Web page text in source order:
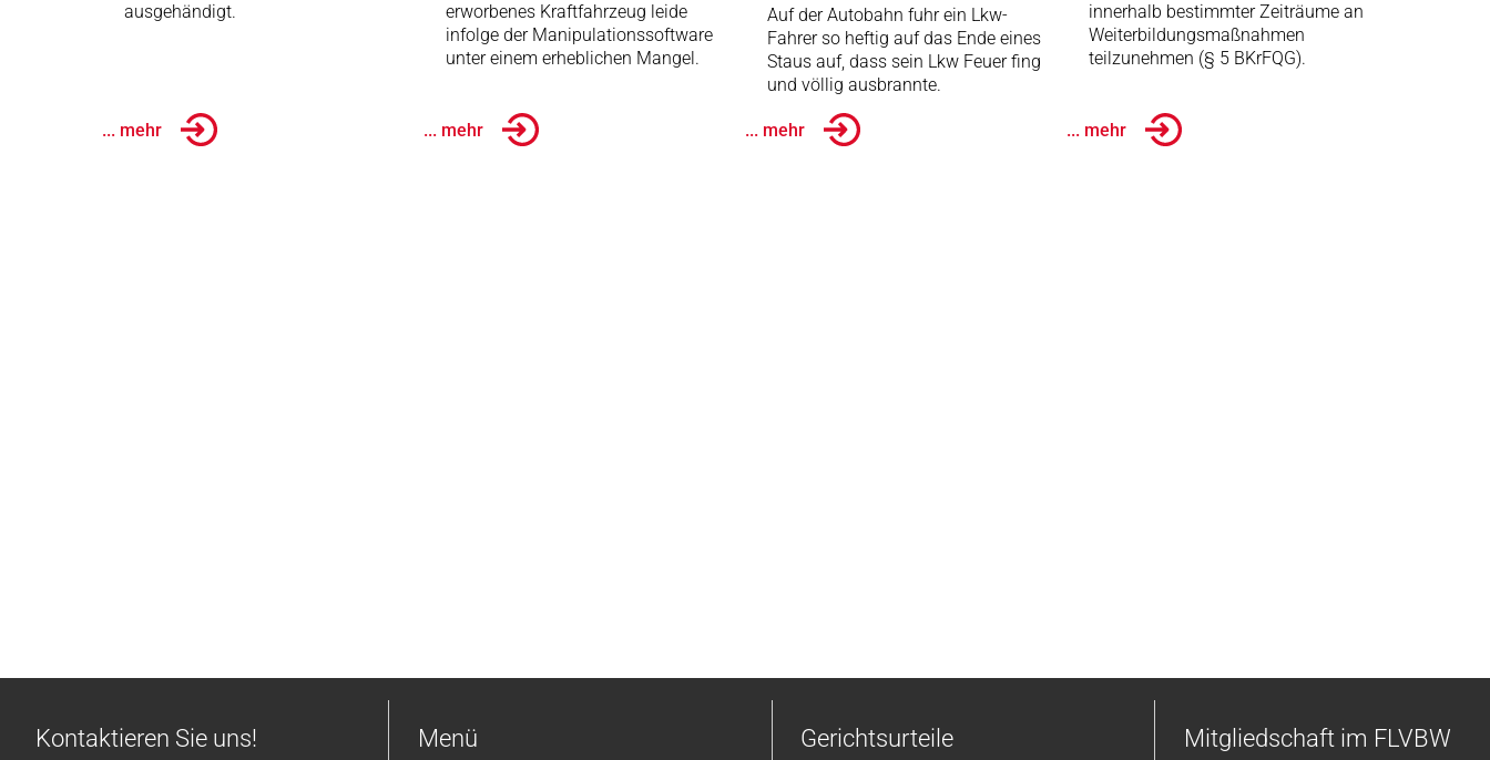
ausgehändigt.
... mehr
erworbenes Kraftfahrzeug leide
infolge der Manipulationssoftware
unter einem erheblichen Mangel.
... mehr
Auf der Autobahn fuhr ein Lkw-
Fahrer so heftig auf das Ende eines
Staus auf, dass sein Lkw Feuer fing
und völlig ausbrannte.
... mehr
innerhalb bestimmter Zeiträume an
Weiterbildungsmaßnahmen
teilzunehmen (§ 5 BKrFQG).
... mehr
Kontaktieren Sie uns! Menü Gerichtsurteile Mitgliedschaft im FLVBW